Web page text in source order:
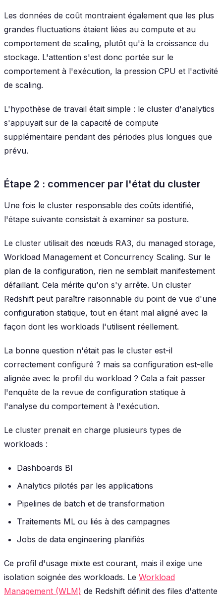
Les données de coût montraient également que les plus
grandes fluctuations étaient liées au compute et au
comportement de scaling, plutôt qu'à la croissance du
stockage. L'attention s'est donc portée sur le
comportement à l'exécution, la pression CPU et l'activité
de scaling.
L'hypothèse de travail était simple : le cluster d'analytics
s'appuyait sur de la capacité de compute
supplémentaire pendant des périodes plus longues que
prévu.
Étape 2 : commencer par l'état du cluster
Une fois le cluster responsable des coûts identifié,
l'étape suivante consistait à examiner sa posture.
Le cluster utilisait des nœuds RA3, du managed storage,
Workload Management et Concurrency Scaling. Sur le
plan de la configuration, rien ne semblait manifestement
défaillant. Cela mérite qu'on s'y arrête. Un cluster
Redshift peut paraître raisonnable du point de vue d'une
configuration statique, tout en étant mal aligné avec la
façon dont les workloads l'utilisent réellement.
La bonne question n'était pas le cluster est-il
correctement configuré ? mais sa configuration est-elle
alignée avec le profil du workload ? Cela a fait passer
l'enquête de la revue de configuration statique à
l'analyse du comportement à l'exécution.
Le cluster prenait en charge plusieurs types de
workloads :
Dashboards BI
Analytics pilotés par les applications
Pipelines de batch et de transformation
Traitements ML ou liés à des campagnes
Jobs de data engineering planifiés
Ce profil d'usage mixte est courant, mais il exige une
isolation soignée des workloads. Le Workload
Management (WLM) de Redshift définit des files d'attente